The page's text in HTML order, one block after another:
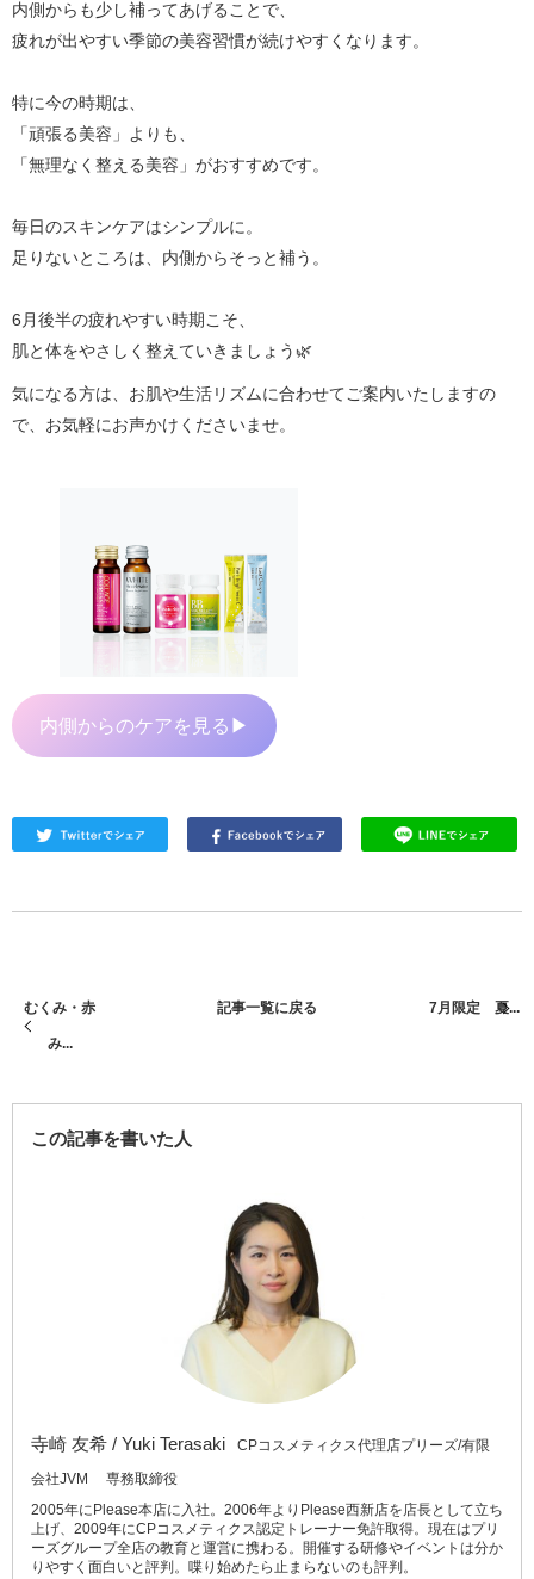
内側からも少し補ってあげることで、
疲れが出やすい季節の美容習慣が続けやすくなります。
特に今の時期は、
「頑張る美容」よりも、
「無理なく整える美容」がおすすめです。
毎日のスキンケアはシンプルに。
足りないところは、内側からそっと補う。
6月後半の疲れやすい時期こそ、
肌と体をやさしく整えていきましょう🌿
気になる方は、お肌や生活リズムに合わせてご案内いたしますの
で、お気軽にお声かけくださいませ。
内側からのケアを見る▶
むくみ・赤
み...
7月限定 夏...
記事一覧に戻る
この記事を書いた人
寺崎 友希 / Yuki Terasaki
CPコスメティクス代理店プリーズ/有限
会社JVM 専務取締役
2005年にPlease本店に入社。2006年よりPlease西新店を店長として立ち
上げ、2009年にCPコスメティクス認定トレーナー免許取得。現在はプリ
ーズグループ全店の教育と運営に携わる。開催する研修やイベントは分か
りやすく面白いと評判。喋り始めたら止まらないのも評判。